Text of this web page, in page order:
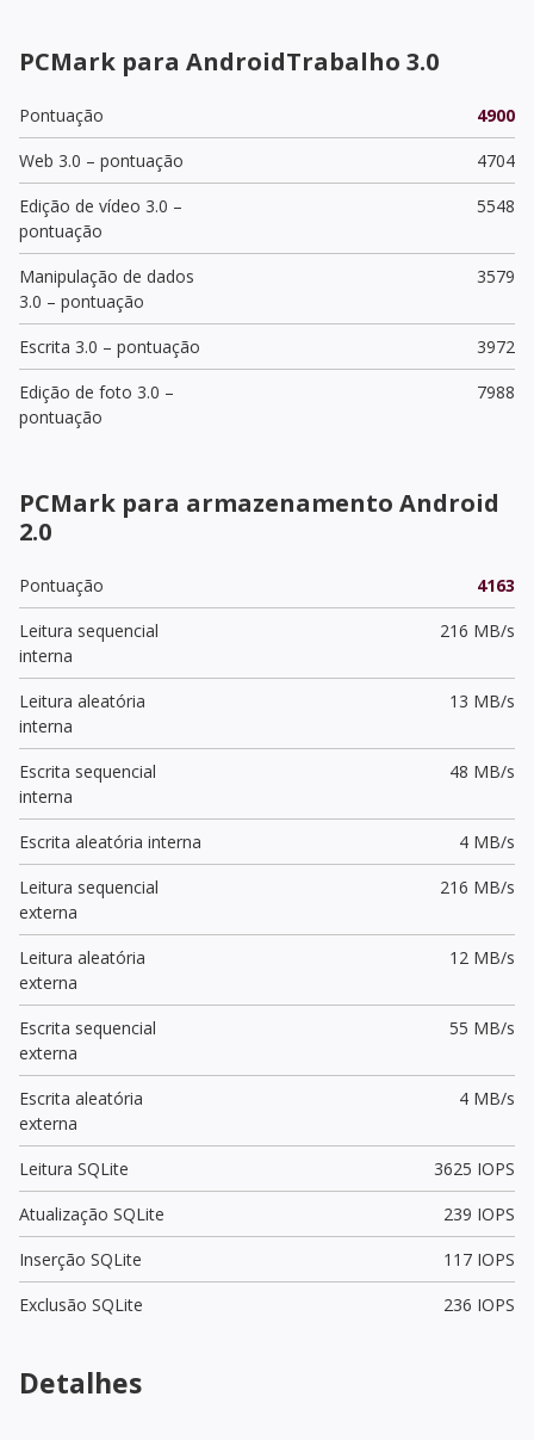
PCMark para AndroidTrabalho 3.0
Pontuação
4900
Web 3.0 – pontuação
4704
Edição de vídeo 3.0 –
pontuação
5548
Manipulação de dados
3.0 – pontuação
3579
Escrita 3.0 – pontuação
3972
Edição de foto 3.0 –
pontuação
7988
PCMark para armazenamento Android
2.0
Pontuação
4163
Leitura sequencial
interna
216 MB/s
Leitura aleatória
interna
13 MB/s
Escrita sequencial
interna
48 MB/s
Escrita aleatória interna
4 MB/s
Leitura sequencial
externa
216 MB/s
Leitura aleatória
externa
12 MB/s
Escrita sequencial
externa
55 MB/s
Escrita aleatória
externa
4 MB/s
Leitura SQLite
3625 IOPS
Atualização SQLite
239 IOPS
Inserção SQLite
117 IOPS
Exclusão SQLite
236 IOPS
Detalhes